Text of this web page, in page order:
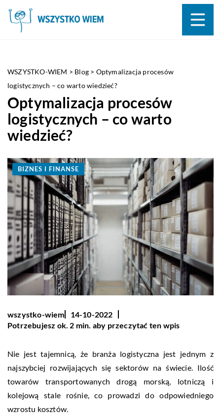
WSZYSTKO-WIEM > Blog > Optymalizacja procesów
logistycznych – co warto wiedzieć?
Optymalizacja procesów
logistycznych – co warto
wiedzieć?
BIZNES I FINANSE
wszystko-wiem
14-10-2022
Potrzebujesz ok. 2 min. aby przeczytać ten wpis
Nie jest tajemnicą, że branża logistyczna jest jednym z
najszybciej rozwijających się sektorów na świecie. Ilość
towarów transportowanych drogą morską, lotniczą i
kolejową stale rośnie, co prowadzi do odpowiedniego
wzrostu kosztów.